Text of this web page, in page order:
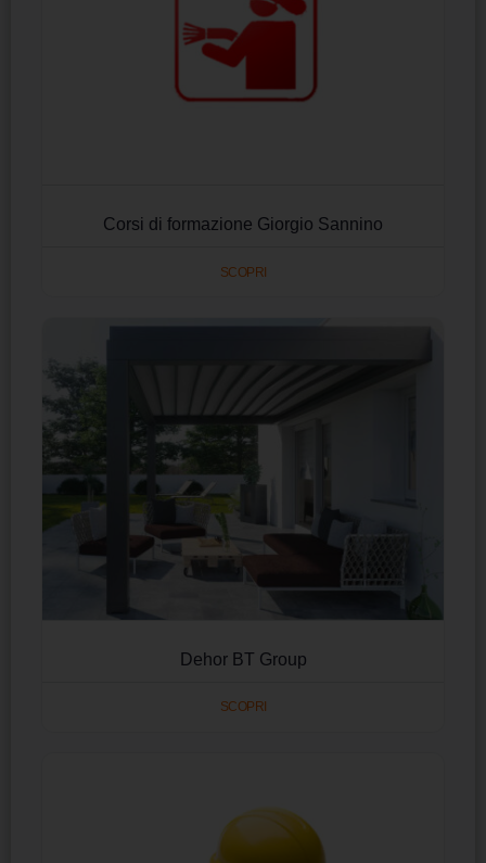
Corsi di formazione Giorgio Sannino
SCOPRI
Dehor BT Group
SCOPRI